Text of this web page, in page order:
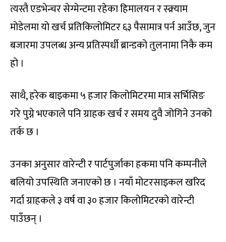
त्यस्तै एडभेन्चर सेग्मेन्टमा रहेका हिमालयन र स्क्र्याम
मोडेलमा यो खर्च प्रतिकिलोमिटर ६३ पैसामात्र पर्न आउँछ, जुन
बजारमा उपलब्ध अन्य प्रतिस्पर्धी ब्रान्डको तुलनामा निकै कम
हो ।
साथै, हरेक बाइकमा ५ हजार किलोमिटरमा मात्र सर्भिसिङ
गरे पुग्ने भएकाले पनि ग्राहक खर्च र समय दुवै जोगिने उनको
तर्क छ ।
उनका अनुसार वारेन्टी र पार्टपुर्जाका हकमा पनि कम्पनीले
बलियो उपस्थिति जनाएको छ । नयाँ मोटरसाइकल खरिद
गर्दा ग्राहकले ३ वर्ष वा ३० हजार किलोमिटरको वारेन्टी
पाउँछन् ।